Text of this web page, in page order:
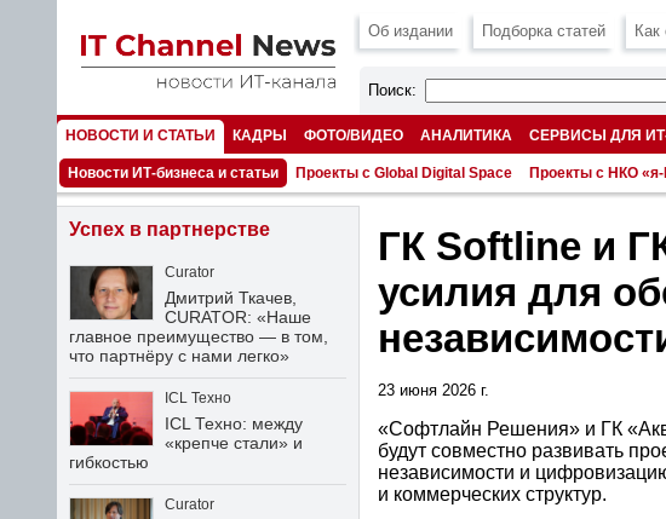
Об издании Подборка статей Как
Поиск:
НОВОСТИ И СТАТЬИ КАДРЫ ФОТО/ВИДЕО АНАЛИТИКА СЕРВИСЫ ДЛЯ
НОМЕРА
Новости ИТ-бизнеса и статьи Проекты с Global Digital Space Проекты с НКО
ГК Softline и
усилия для
23 июня 2026 г.
«Софтлайн Решения» и ГК
будут совместно развивать
независимости и
и коммерческих структур.
Успех в партнерстве
Curator
Дмитрий Ткачев,
CURATOR: «Наше
главное преимущество — в том,
что партнёру с нами легко»
ICL Техно
ICL Техно: между
«крепче стали» и
гибкостью
Curator